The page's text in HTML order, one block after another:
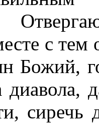
с тем
Божий,
диавола,